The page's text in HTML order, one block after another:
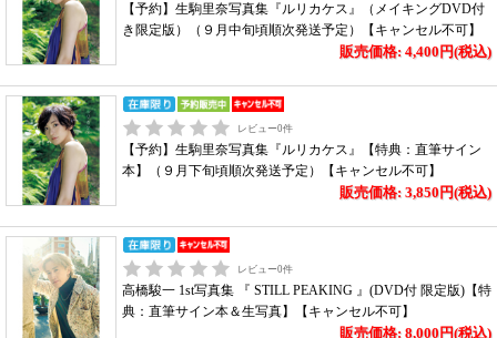
【予約】生駒里奈写真集『ルリカケス』（メイキングDVD付
き限定版）（９月中旬頃順次発送予定）【キャンセル不可】
販売価格: 4,400円(税込)
レビュー0件
【予約】生駒里奈写真集『ルリカケス』【特典：直筆サイン
本】（９月下旬頃順次発送予定）【キャンセル不可】
販売価格: 3,850円(税込)
レビュー0件
高橋駿一 1st写真集 『 STILL PEAKING 』(DVD付 限定版)【特
典：直筆サイン本＆生写真】【キャンセル不可】
販売価格: 8,000円(税込)